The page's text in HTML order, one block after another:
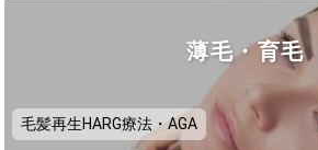
薄毛・育毛
毛髪再生HARG療法・AGA